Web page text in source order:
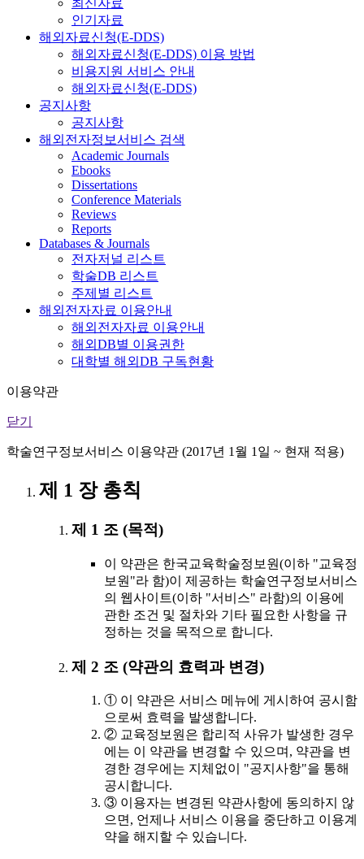
최신자료
인기자료
해외자료신청(E-DDS)
해외자료신청(E-DDS) 이용 방법
비용지원 서비스 안내
해외자료신청(E-DDS)
공지사항
공지사항
해외전자정보서비스 검색
Academic Journals
Ebooks
Dissertations
Conference Materials
Reviews
Reports
Databases & Journals
전자저널 리스트
학술DB 리스트
주제별 리스트
해외전자자료 이용안내
해외전자자료 이용안내
해외DB별 이용권한
대학별 해외DB 구독현황
이용약관
닫기
학술연구정보서비스 이용약관 (2017년 1월 1일 ~ 현재 적용)
제 1 장 총칙
제 1 조 (목적)
이 약관은 한국교육학술정보원(이하 "교육정
보원"라 함)이 제공하는 학술연구정보서비스
의 웹사이트(이하 "서비스" 라함)의 이용에
관한 조건 및 절차와 기타 필요한 사항을 규
정하는 것을 목적으로 합니다.
제 2 조 (약관의 효력과 변경)
① 이 약관은 서비스 메뉴에 게시하여 공시함
으로써 효력을 발생합니다.
② 교육정보원은 합리적 사유가 발생한 경우
에는 이 약관을 변경할 수 있으며, 약관을 변
경한 경우에는 지체없이 "공지사항"을 통해
공시합니다.
③ 이용자는 변경된 약관사항에 동의하지 않
으면, 언제나 서비스 이용을 중단하고 이용계
약을 해지할 수 있습니다.